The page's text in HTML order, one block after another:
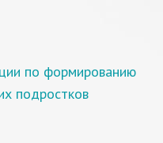
по формированию
подростков